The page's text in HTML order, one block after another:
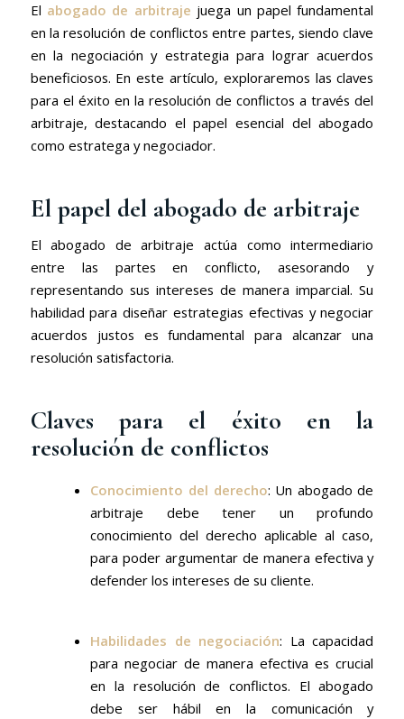
El abogado de arbitraje juega un papel fundamental
en la resolución de conflictos entre partes, siendo clave
en la negociación y estrategia para lograr acuerdos
beneficiosos. En este artículo, exploraremos las claves
para el éxito en la resolución de conflictos a través del
arbitraje, destacando el papel esencial del abogado
como estratega y negociador.
El papel del abogado de arbitraje
El abogado de arbitraje actúa como intermediario
entre las partes en conflicto, asesorando y
representando sus intereses de manera imparcial. Su
habilidad para diseñar estrategias efectivas y negociar
acuerdos justos es fundamental para alcanzar una
resolución satisfactoria.
Claves para el éxito en la
resolución de conflictos
Conocimiento del derecho: Un abogado de
arbitraje debe tener un profundo
conocimiento del derecho aplicable al caso,
para poder argumentar de manera efectiva y
defender los intereses de su cliente.
Habilidades de negociación: La capacidad
para negociar de manera efectiva es crucial
en la resolución de conflictos. El abogado
debe ser hábil en la comunicación y